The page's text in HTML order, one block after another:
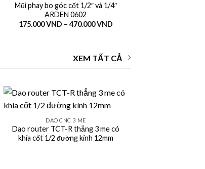
Mũi phay bo góc cốt 1/2″ và 1/4″
ARDEN 0602
175.000VND – 470.000VNDKhoảng
đến
470.000 VND
XEM TẤT CẢ
DAO CNC 3 ME
Dao router TCT-R thẳng 3 me có
khía cốt 1/2 đường kính 12mm